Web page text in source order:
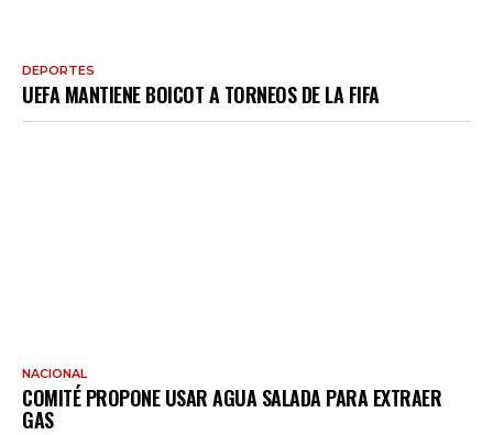
DEPORTES
UEFA MANTIENE BOICOT A TORNEOS DE LA FIFA
NACIONAL
COMITÉ PROPONE USAR AGUA SALADA PARA EXTRAER
GAS